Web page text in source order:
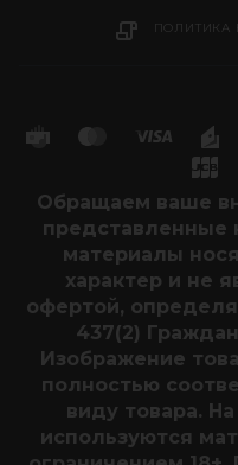
ПОЛИТИКА
Обращаем ваше
представленные
материалы
характер и не
офертой,
437(2)
Изображение
полностью
виду товара.
используются